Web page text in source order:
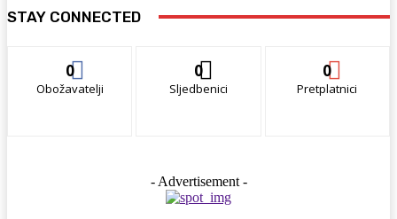
STAY CONNECTED
0
Obožavatelji
0
Sljedbenici
0
Pretplatnici
- Advertisement -